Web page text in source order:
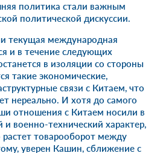
политика стали важным
политической дискуссии.
текущая международная
и в течение следующих
в изоляции со стороны
такие экономические,
связи с Китаем, что
нереально. И хотя до самого
отношения с Китаем носили в
военно-технический характер,
растет товарооборот между
уверен Кашин, сближение с